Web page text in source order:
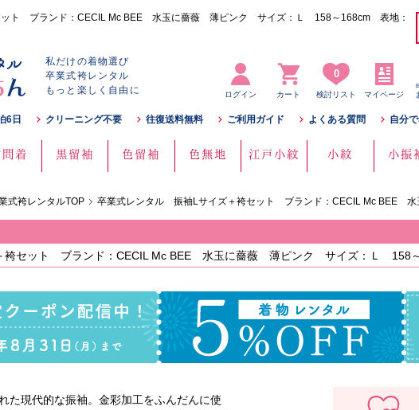
ット ブランド：CECIL Mc BEE 水玉に薔薇 薄ピンク サイズ：Ｌ 158～168cm 表地：
私だけの着物選び
卒業式袴レンタル
もっと楽しく自由に
ログイン カート
0
検討リスト マイページ
6日 クリーニング不要 往復送料無料 ご利用ガイド よくある質問 自分
問着 黒留袖 色留袖 色無地 江戸小紋 小紋 小振
式袴レンタルTOP 卒業式レンタル 振袖Lサイズ＋袴セット ブランド：CECIL Mc BEE
袴セット ブランド：CECIL Mc BEE 水玉に薔薇 薄ピンク サイズ：Ｌ 158
た現代的な振袖。金彩加工をふんだんに使